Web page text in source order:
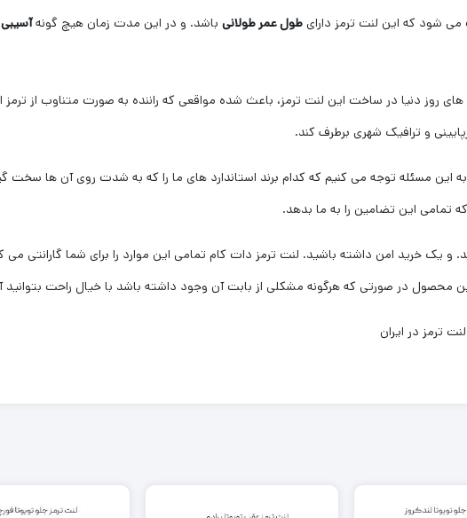
می شود که این لنت ترمز دارای طول عمر طولانی باشد. و در این مدت زمان هیچ گونه
های روز دنیا در ساخت این لنت ترمز، باعث شده مواقعی که راننده به صورت متناوب از
و ترافیک شهری برطرف کند.
این مسئله توجه می کنیم که کدام برند استاندارد های ما را که به شدت روی آن ها
تمامی این تضامین را به ما بدهد.
یک خرید امن داشته باشید. لنت ترمز دات کام تمامی این موارد را برای شما گارانتی می
ترمز در ایران